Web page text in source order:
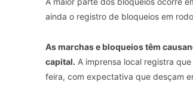
ainda o registro de bloqueios em
As marchas e bloqueios têm
capital. A imprensa local registra
feira, com expectativa que desçam